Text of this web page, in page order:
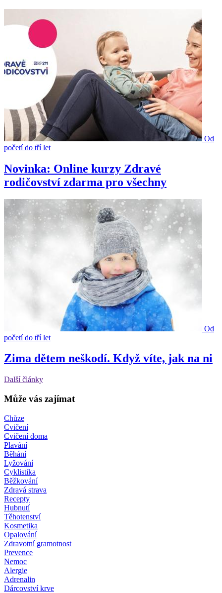
Od
početí do tří let
Novinka: Online kurzy Zdravé
rodičovství zdarma pro všechny
Od
početí do tří let
Zima dětem neškodí. Když víte, jak na ni
Další články
Může vás zajímat
Chůze
Cvičení
Cvičení doma
Plavání
Běhání
Lyžování
Cyklistika
Běžkování
Zdravá strava
Recepty
Hubnutí
Těhotenství
Kosmetika
Opalování
Zdravotní gramotnost
Prevence
Nemoc
Alergie
Adrenalin
Dárcovství krve